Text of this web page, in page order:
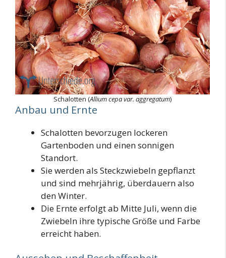
Schalotten (Allium cepa var. aggregatum)
Anbau und Ernte
Schalotten bevorzugen lockeren
Gartenboden und einen sonnigen
Standort.
Sie werden als Steckzwiebeln gepflanzt
und sind mehrjährig, überdauern also
den Winter.
Die Ernte erfolgt ab Mitte Juli, wenn die
Zwiebeln ihre typische Größe und Farbe
erreicht haben.